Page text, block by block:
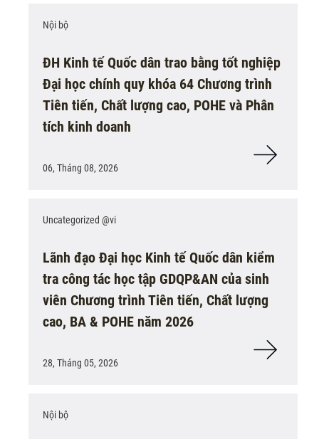
Nội bộ
ĐH Kinh tế Quốc dân trao bằng tốt nghiệp
Đại học chính quy khóa 64 Chương trình
Tiên tiến, Chất lượng cao, POHE và Phân
tích kinh doanh
06, Tháng 08, 2026
Uncategorized @vi
Lãnh đạo Đại học Kinh tế Quốc dân kiểm
tra công tác học tập GDQP&AN của sinh
viên Chương trình Tiên tiến, Chất lượng
cao, BA & POHE năm 2026
28, Tháng 05, 2026
Nội bộ